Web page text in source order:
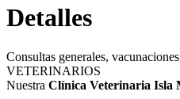
Detalles
Consultas generales,
VETERINARIOS
Nuestra Clínica Veterinaria Isla